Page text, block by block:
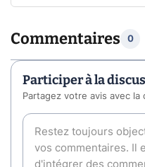
Commentaires 0
Participer à la
Partagez votre avis avec la